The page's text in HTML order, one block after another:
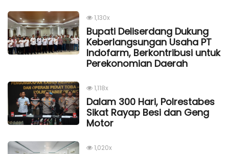
1,130x
Bupati Deliserdang Dukung
Keberlangsungan Usaha PT
Indofarm, Berkontribusi untuk
Perekonomian Daerah
1,118x
Dalam 300 Hari, Polrestabes
Sikat Rayap Besi dan Geng
Motor
1,020x